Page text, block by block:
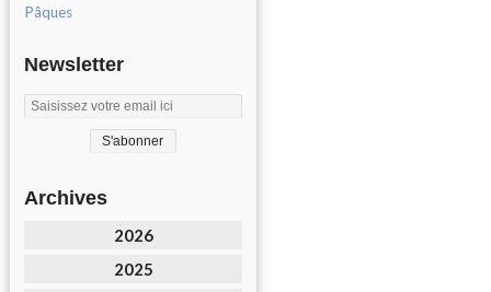
Pâques
Newsletter
Archives
2026
2025